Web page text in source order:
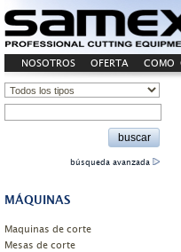
NOSOTROS OFERTA COMO
CONTACTO
búsqueda avanzada
MÁQUINAS
Maquinas de corte
Mesas de corte